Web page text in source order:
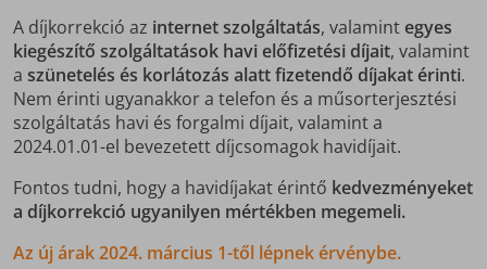
A díjkorrekció az internet szolgáltatás, valamint egyes
kiegészítő szolgáltatások havi előfizetési díjait, valamint
a szünetelés és korlátozás alatt fizetendő díjakat érinti.
Nem érinti ugyanakkor a telefon és a műsorterjesztési
szolgáltatás havi és forgalmi díjait, valamint a
2024.01.01-el bevezetett díjcsomagok havidíjait.
Fontos tudni, hogy a havidíjakat érintő kedvezményeket
a díjkorrekció ugyanilyen mértékben megemeli.
Az új árak 2024. március 1-től lépnek érvénybe.